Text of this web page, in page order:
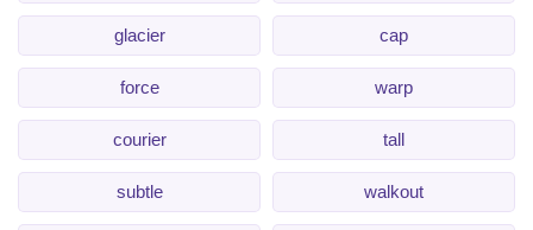
glacier cap
force warp
courier tall
subtle walkout